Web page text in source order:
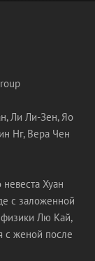
Ли Ли-Зен, Яо
Нг, Вера Чен
Хуан
с заложенной
Лю Кай,
с женой после